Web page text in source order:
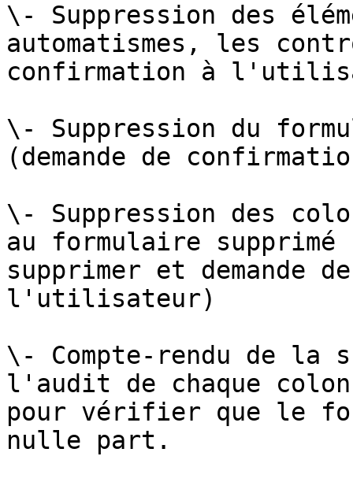
\- Suppression des
automatismes, les
confirmation à
\- Suppression du
(demande de
\- Suppression des
au formulaire
supprimer et demande
l'utilisateur)
\- Compte-rendu de la
l'audit de chaque
pour vérifier que le
nulle part.